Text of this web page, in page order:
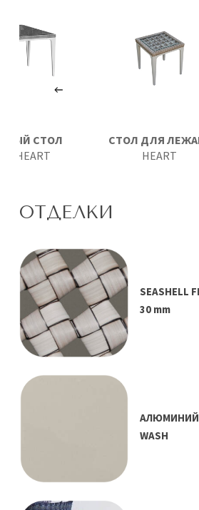
СТОЛ ДЛЯ
HEART
СТОЛ
HEART
ОТДЕЛКИ
SEASHELL
30 mm
АЛЮМИНИЙ
WASH